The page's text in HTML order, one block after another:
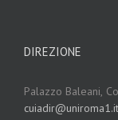
DIREZIONE
Palazzo Baleani,
cuiadir@uniroma1.it